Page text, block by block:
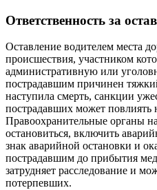
Ответственность за
Оставление водителем места
происшествия, участником
административную или
пострадавшим причинен
наступила смерть, санкции
пострадавших может
Правоохранительные органы
остановиться, включить
знак аварийной остановки и
пострадавшим до прибытия
затрудняет расследование и
потерпевших.